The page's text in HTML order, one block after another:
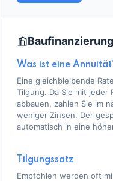
Was ist eine
Eine gleichbleibende
Tilgung. Da Sie mit jeder
abbauen, zahlen Sie im
weniger Zinsen. Der
automatisch in eine
Tilgungssatz
Empfohlen werden oft